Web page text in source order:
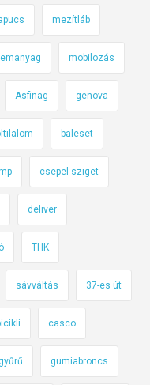
mezítláb
mobilozás
Asfinag genova
baleset
csepel-sziget
deliver
THK
sávváltás 37-es út
casco
gumiabroncs